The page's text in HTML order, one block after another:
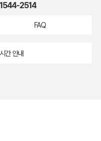
1544-2514
FAQ
간 안내